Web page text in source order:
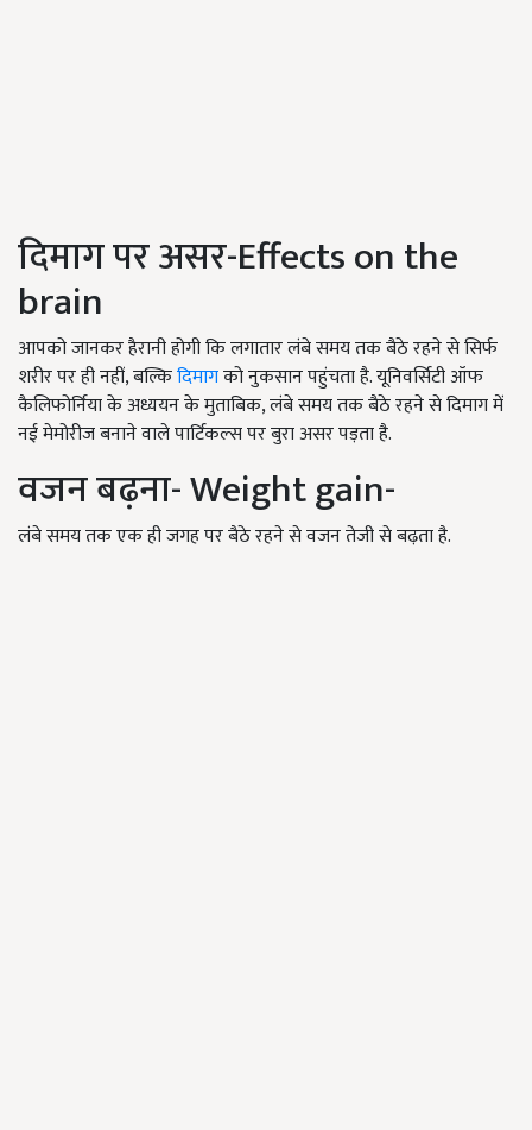
दिमाग पर असर-Effects on the
brain
आपको जानकर हैरानी होगी कि लगातार लंबे समय तक बैठे रहने से सिर्फ
शरीर पर ही नहीं, बल्किदिमागको नुकसान पहुंचता है. यूनिवर्सिटी ऑफ
कैलिफोर्निया के अध्ययन के मुताबिक, लंबे समय तक बैठे रहने से दिमाग में
नई मेमोरीज बनाने वाले पार्टिकल्स पर बुरा असर पड़ता है.
वजन बढ़ना- Weight gain-
लंबे समय तक एक ही जगह पर बैठे रहने से वजन तेजी से बढ़ता है.